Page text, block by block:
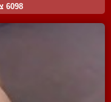
6098 צפיות